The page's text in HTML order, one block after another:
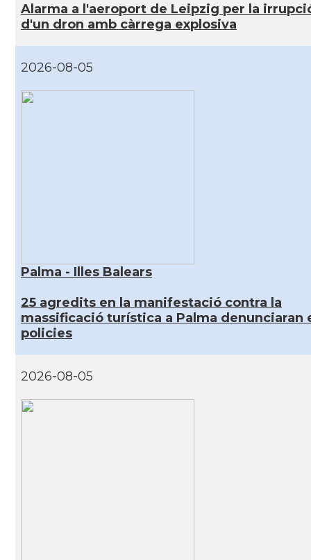
Alarma a l'aeroport de Leipzig per la
d'un dron amb càrrega explosiva
2026-08-05
Palma - Illes Balears
25 agredits en la manifestació contra la
massificació turística a Palma denunciaran
policies
2026-08-05